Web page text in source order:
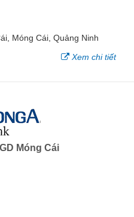
Móng Cái, Quảng Ninh
Xem chi tiết
Móng Cái